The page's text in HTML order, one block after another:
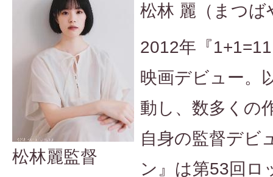
松林麗監督
松林 麗（まつ
2012年『
映画デビュー。
動し、数多くの
自身の監督デビ
ン』は第53回ロ